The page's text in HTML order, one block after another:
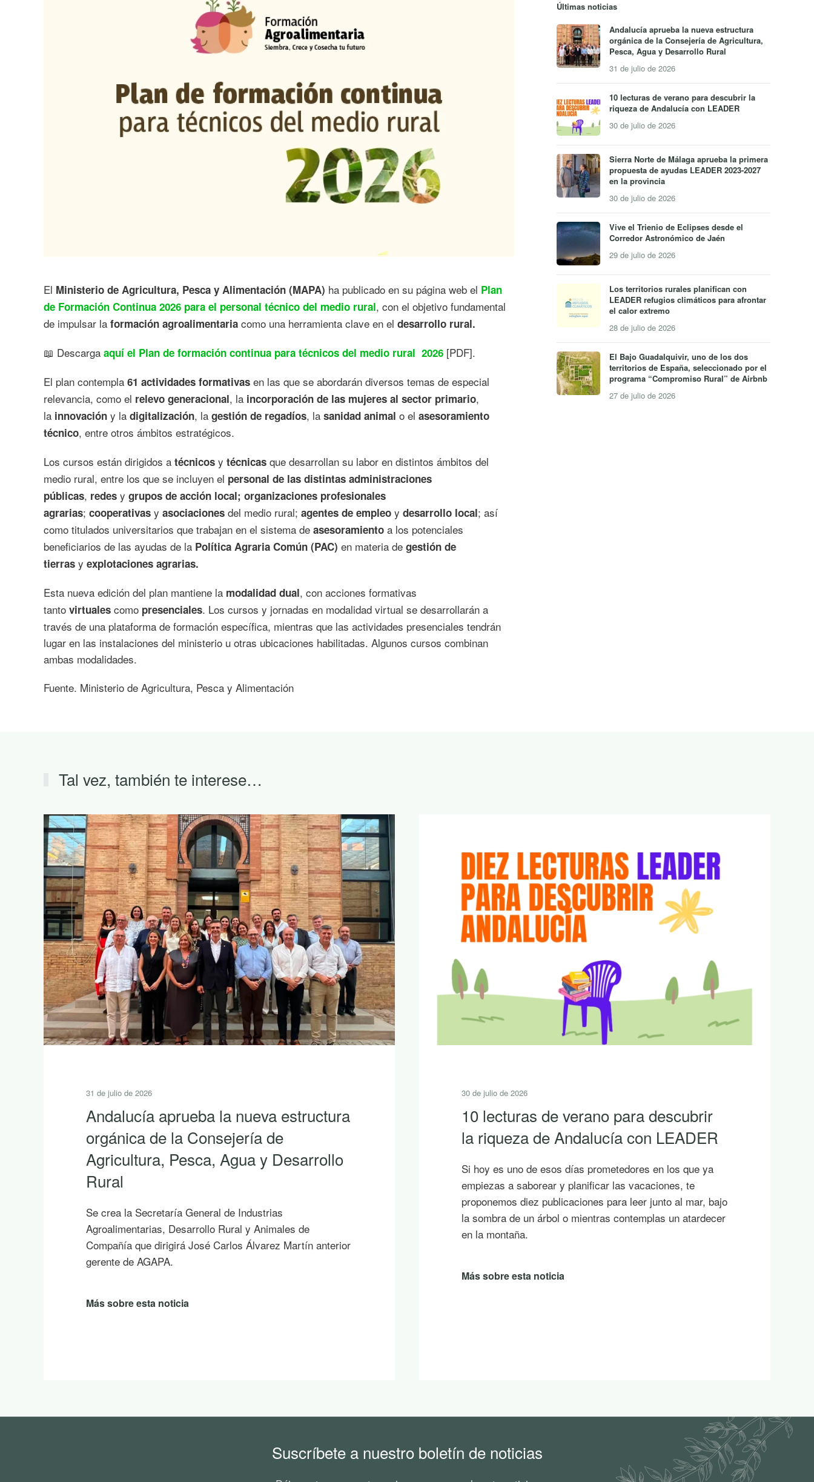
El Ministerio de Agricultura, Pesca y Alimentación (MAPA) ha publicado en su página web el Plan
de Formación Continua 2026 para el personal técnico del medio rural, con el objetivo fundamental
de impulsar la formación agroalimentaria como una herramienta clave en el desarrollo rural.
📖 Descarga aquí el Plan de formación continua para técnicos del medio rural 2026 [PDF].
El plan contempla 61 actividades formativas en las que se abordarán diversos temas de especial
relevancia, como el relevo generacional, la incorporación de las mujeres al sector primario,
la innovación y la digitalización, la gestión de regadíos, la sanidad animal o el asesoramiento
técnico, entre otros ámbitos estratégicos.
Los cursos están dirigidos a técnicos y técnicas que desarrollan su labor en distintos ámbitos del
medio rural, entre los que se incluyen el personal de las distintas administraciones
públicas, redes y grupos de acción local; organizaciones profesionales
agrarias; cooperativas y asociaciones del medio rural; agentes de empleo y desarrollo local; así
como titulados universitarios que trabajan en el sistema de asesoramiento a los potenciales
beneficiarios de las ayudas de la Política Agraria Común (PAC) en materia de gestión de
tierras y explotaciones agrarias.
Esta nueva edición del plan mantiene la modalidad dual, con acciones formativas
tanto virtuales como presenciales. Los cursos y jornadas en modalidad virtual se desarrollarán a
través de una plataforma de formación específica, mientras que las actividades presenciales tendrán
lugar en las instalaciones del ministerio u otras ubicaciones habilitadas. Algunos cursos combinan
ambas modalidades.
Fuente. Ministerio de Agricultura, Pesca y Alimentación
Últimas noticias
Andalucía aprueba la nueva estructura
orgánica de la Consejería de Agricultura,
Pesca, Agua y Desarrollo Rural
31 de julio de 2026
10 lecturas de verano para descubrir la
riqueza de Andalucía con LEADER
30 de julio de 2026
Sierra Norte de Málaga aprueba la primera
propuesta de ayudas LEADER 2023-2027
en la provincia
30 de julio de 2026
Vive el Trienio de Eclipses desde el
Corredor Astronómico de Jaén
29 de julio de 2026
Los territorios rurales planifican con
LEADER refugios climáticos para afrontar
el calor extremo
28 de julio de 2026
El Bajo Guadalquivir, uno de los dos
territorios de España, seleccionado por el
programa “Compromiso Rural” de Airbnb
27 de julio de 2026
Tal vez, también te interese…
30 de julio de 2026
10 lecturas de verano para descubrir
la riqueza de Andalucía con LEADER
Si hoy es uno de esos días prometedores en los que ya
empiezas a saborear y planificar las vacaciones, te
la sombra de un árbol o mientras contemplas un atardecer
en la montaña.
30 de julio de 2026
Sierra Norte de Málaga aprueba la
primera propuesta de ayudas
La Junta Directiva del GDR del territorio nororiental de
Málaga ha aprobado hoy la primera propuesta de
resolución provisional de ayudas LEADER en la provincia
de Málaga con cargo al PEPAC 2023-2027. Las 10
comarca más de 618.000 euros y contarán con una ayuda
Suscríbete a nuestro boletín de noticias